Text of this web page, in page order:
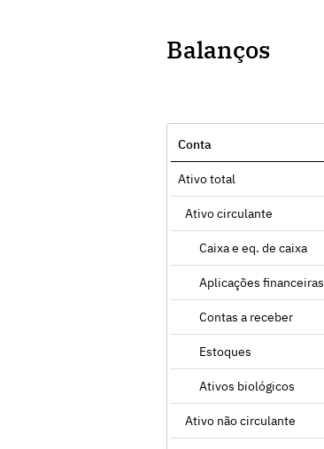
Balanços
Conta
Ativo total
Ativo circulante
Caixa e eq. de caixa
Aplicações financeiras
Contas a receber
Estoques
Ativos biológicos
Ativo não circulante